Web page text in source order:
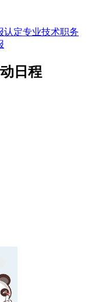
认定专业技术职务
日程